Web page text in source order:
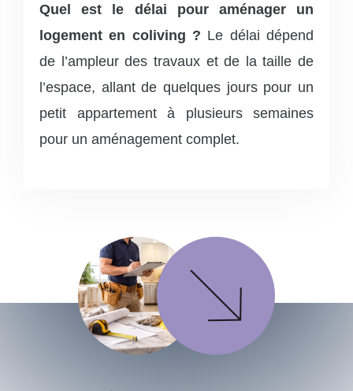
Quel est le délai pour aménager un
logement en coliving ? Le délai dépend
de l’ampleur des travaux et de la taille de
l’espace, allant de quelques jours pour un
petit appartement à plusieurs semaines
pour un aménagement complet.